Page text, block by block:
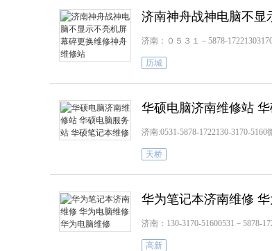
济南神舟战神电脑不显
济南：０５３１－5878-
历城
华硕电脑济南维修站
济南:0531-5878-1722130-3170-
天桥
华为笔记本济南维修
济南：130-3170-51600531－5878-
高新